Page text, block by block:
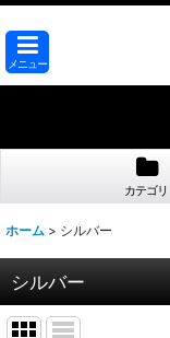
メニュー
カテゴリ
ホーム > シルバー
シルバー